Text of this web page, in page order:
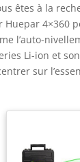
êtes à la
Huepar 4×360
l’auto-
Li-ion et
sur